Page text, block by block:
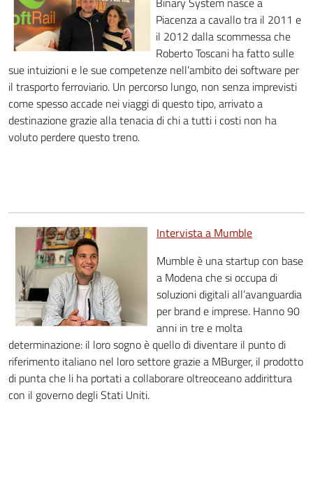
Piacenza a cavallo tra il 2011 e
il 2012 dalla scommessa che
Roberto Toscani ha fatto sulle
sue intuizioni e le sue competenze nell’ambito dei software per
il trasporto ferroviario. Un percorso lungo, non senza imprevisti
come spesso accade nei viaggi di questo tipo, arrivato a
destinazione grazie alla tenacia di chi a tutti i costi non ha
voluto perdere questo treno.
Intervista a Mumble
Mumble è una startup con base
a Modena che si occupa di
soluzioni digitali all’avanguardia
per brand e imprese. Hanno 90
anni in tre e molta
determinazione: il loro sogno è quello di diventare il punto di
riferimento italiano nel loro settore grazie a MBurger, il prodotto
di punta che li ha portati a collaborare oltreoceano addirittura
con il governo degli Stati Uniti.